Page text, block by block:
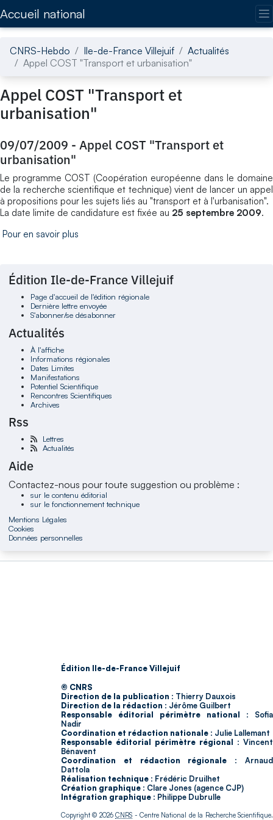
Accueil national
CNRS-Hebdo Ile-de-France Villejuif
Actualités
Appel COST "Transport et urbanisation"
Appel COST "Transport et
urbanisation"
09/07/2009 - Appel COST "Transport et
urbanisation"
Le programme COST (Coopération européenne dans le domaine
de la recherche scientifique et technique) vient de lancer un appel
à propositions pour les sujets liés au "transport et à l'urbanisation".
La date limite de candidature est fixée au 25 septembre 2009.
Pour en savoir plus
Édition Ile-de-France Villejuif
Page d'accueil de l'édition régionale
Dernière lettre envoyée
S'abonner/se désabonner
Actualités
À l'affiche
Informations régionales
Dates Limites
Manifestations
Potentiel Scientifique
Rencontres Scientifiques
Archives
Rss
Lettres
Actualités
Aide
Contactez-nous pour toute suggestion ou problème :
sur le contenu éditorial
sur le fonctionnement technique
Mentions Légales
Cookies
Données personnelles
Édition Ile-de-France Villejuif
© CNRS
Direction de la publication : Thierry Dauxois
Direction de la rédaction : Jérôme Guilbert
Responsable éditorial périmètre national : Sofia
Nadir
Coordination et rédaction nationale : Julie Lallemant
Responsable éditorial périmètre régional : Vincent
Bénavent
Coordination et rédaction régionale : Arnaud
Dattola
Réalisation technique : Frédéric Druilhet
Création graphique : Clare Jones (agence CJP)
Intégration graphique : Philippe Dubrulle
Copyright © 2026CNRS - Centre National de la Recherche Scientifique.